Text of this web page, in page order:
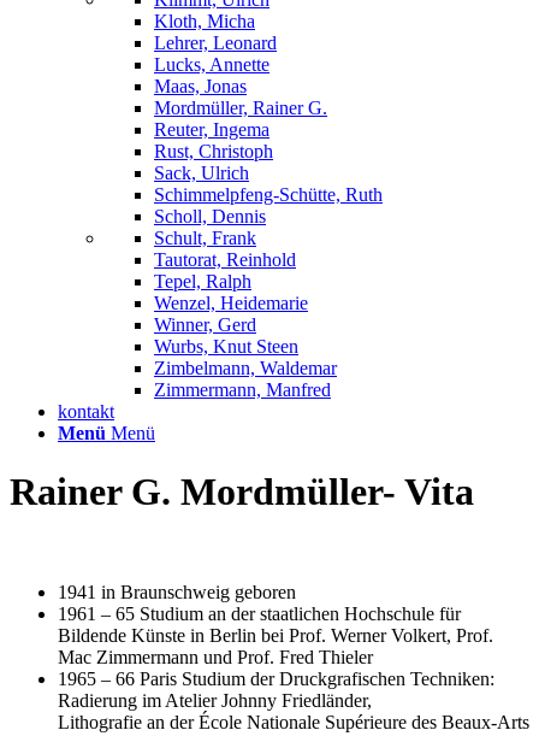
Kloth, Micha
Lehrer, Leonard
Lucks, Annette
Maas, Jonas
Mordmüller, Rainer G.
Reuter, Ingema
Rust, Christoph
Sack, Ulrich
Schimmelpfeng-Schütte, Ruth
Scholl, Dennis
Schult, Frank
Tautorat, Reinhold
Tepel, Ralph
Wenzel, Heidemarie
Winner, Gerd
Wurbs, Knut Steen
Zimbelmann, Waldemar
Zimmermann, Manfred
kontakt
Menü Menü
Rainer G. Mordmüller- Vita
1941 in Braunschweig geboren
1961 – 65 Studium an der staatlichen Hochschule für
Bildende Künste in Berlin bei Prof. Werner Volkert, Prof.
Mac Zimmermann und Prof. Fred Thieler
1965 – 66 Paris Studium der Druckgrafischen Techniken:
Radierung im Atelier Johnny Friedländer,
Lithografie an der École Nationale Supérieure des Beaux-Arts